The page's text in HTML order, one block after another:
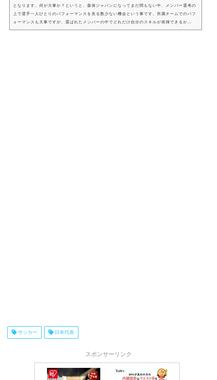
となります。何が大事か？というと、森保ジャパンになってまだ間もない中、メンバー選考の
上で選手一人ひとりのパフォーマンスを見る数少ない機会という事です。所属チームでのパフ
ォーマンスも大事ですが、選ばれたメンバーの中でどれだけ自分のスキルが発揮できるか…
サッカー 日本代表
スポンサーリンク